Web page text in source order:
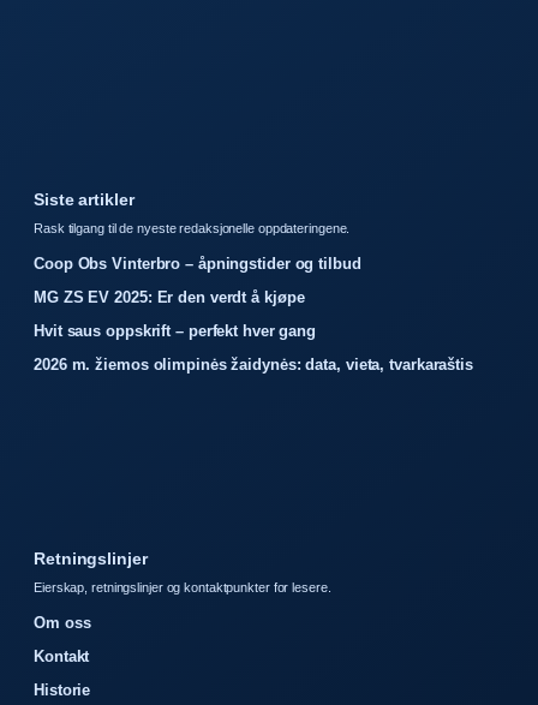
Siste artikler
Rask tilgang til de nyeste redaksjonelle oppdateringene.
Coop Obs Vinterbro – åpningstider og tilbud
MG ZS EV 2025: Er den verdt å kjøpe
Hvit saus oppskrift – perfekt hver gang
2026 m. žiemos olimpinės žaidynės: data, vieta, tvarkaraštis
Retningslinjer
Eierskap, retningslinjer og kontaktpunkter for lesere.
Om oss
Kontakt
Historie